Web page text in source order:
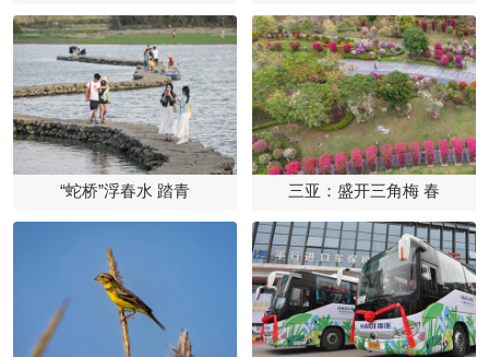
“蛇桥”浮春水 踏青 三亚：盛开三角梅 春